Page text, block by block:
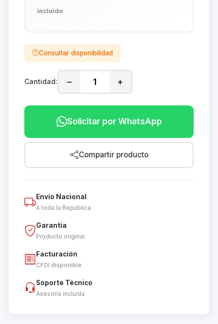
incluido
Consultar disponibilidad
Cantidad: − +
Solicitar por WhatsApp
Compartir producto
Envío Nacional
A toda la República
Garantía
Producto original
Facturación
CFDI disponible
Soporte Técnico
Asesoría incluida